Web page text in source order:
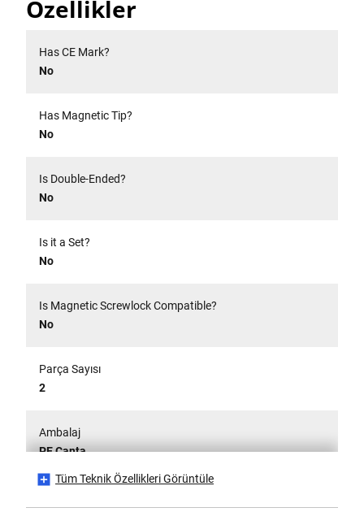
Özellikler
Has CE Mark?
No
Has Magnetic Tip?
No
Is Double-Ended?
No
Is it a Set?
No
Is Magnetic Screwlock Compatible?
No
Parça Sayısı
2
Ambalaj
PE Çanta
Tüm Teknik Özellikleri Görüntüle